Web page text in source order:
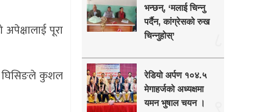
पूरा
घिसिङले कुशल
भन्छन्, ‘मलाई चिन्नु
पर्दैन, कांग्रेसको रुख
चिन्नुहोस्’
रेडियो अर्पण १०४.५
मेगाहर्जको अध्यक्षमा
यमन भुषाल चयन ।